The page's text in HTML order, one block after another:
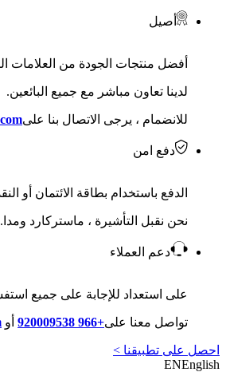
أصيل
أفضل منتجات الجودة من العلامات
لدينا تعاون مباشر مع جميع البائعين.
للانضمام ، يرجى الاتصال بنا على
دفع امن
الدفع باستخدام بطاقة الائتمان أو
نحن نقبل التأشيرة ، ماستركارد ومدا.
دعم العملاء
على استعداد للإجابة على جميع
تواصل معنا على+966 920009538 أو
احصل على تطبيقنا >
ENEnglish